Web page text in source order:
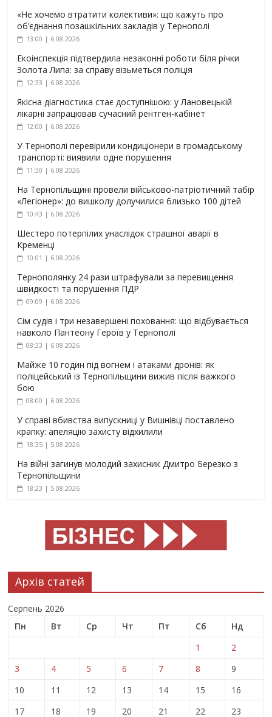
«Не хочемо втратити колективи»: що кажуть про
об’єднання позашкільних закладів у Тернополі
13:00 | 6.08.2026
Екоінспекція підтвердила незаконні роботи біля річки
Золота Липа: за справу візьметься поліція
12:33 | 6.08.2026
Якісна діагностика стає доступнішою: у Лановецькій
лікарні запрацював сучасний рентген-кабінет
12:00 | 6.08.2026
У Тернополі перевірили кондиціонери в громадському
транспорті: виявили одне порушення
11:30 | 6.08.2026
На Тернопільщині провели військово-патріотичний табір
«Легіонер»: до вишколу долучилися близько 100 дітей
10:43 | 6.08.2026
Шестеро потерпілих унаслідок страшної аварії в
Кременці
10:01 | 6.08.2026
Тернополянку 24 рази штрафували за перевищення
швидкості та порушення ПДР
09:09 | 6.08.2026
Сім судів і три незавершені поховання: що відбувається
навколо Пантеону Героїв у Тернополі
08:33 | 6.08.2026
Майже 10 годин під вогнем і атаками дронів: як
поліцейський із Тернопільщини вижив після важкого
бою
08:00 | 6.08.2026
У справі вбивства випускниці у Вишнівці поставлено
крапку: апеляцію захисту відхилили
18:35 | 5.08.2026
На війні загинув молодий захисник Дмитро Березко з
Тернопільщини
18:23 | 5.08.2026
Архів статей
Серпень 2026
Пн
Вт Ср Чт Пт Сб
Нд
1
2
3
4 5 6 7 8
9
10
11 12 13 14 15
16
17
18 19 20 21 22
23